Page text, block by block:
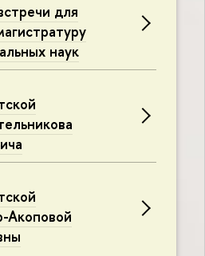
для
наук
Акоповой